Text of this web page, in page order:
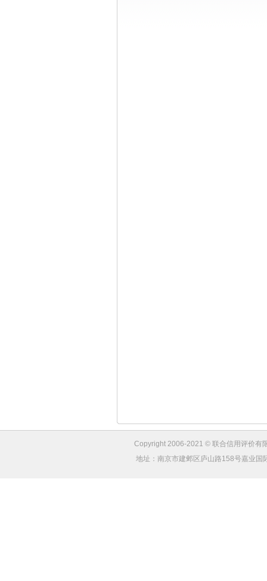
Copyright 2006-2021 © 联合信用评价有
地址：南京市建邺区庐山路158号嘉业